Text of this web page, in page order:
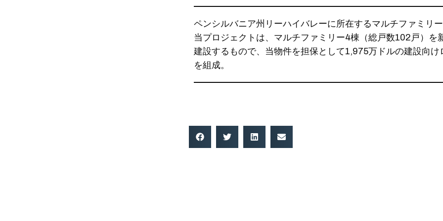
ペンシルバニア州リーハイバレーに所在するマルチファミリー
当プロジェクトは、マルチファミリー4棟（総戸数102戸）を
建設するもので、当物件を担保として1,975万ドルの建設向け
を組成。